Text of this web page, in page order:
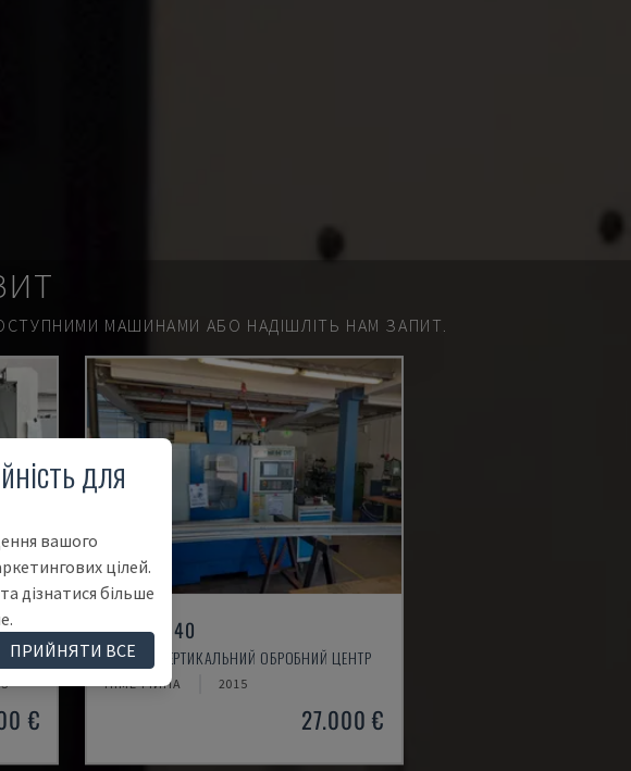
МАШИНАМИ АБО НАДІШЛІТЬ НАМ ЗАПИТ.
€
X-MILL 640
KNUTH - ВЕРТИКАЛЬНИЙ ОБРОБНИЙ ЦЕНТР
НІМЕЧЧИНА 2015
27.000 €
для
вашого
цілей.
дізнатися більше
ПРИЙНЯТИ ВСЕ